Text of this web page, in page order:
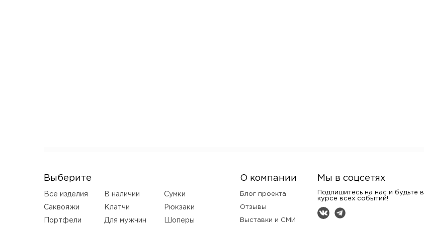
Выберите
Все изделия В наличии Сумки
Саквояжи Клатчи Рюкзаки
Портфели Для мужчин Шоперы
О компании
Блог проекта
Отзывы
Выставки и СМИ
Мы в соцсетях
Подпишитесь на нас и будьте в
курсе всех событий!